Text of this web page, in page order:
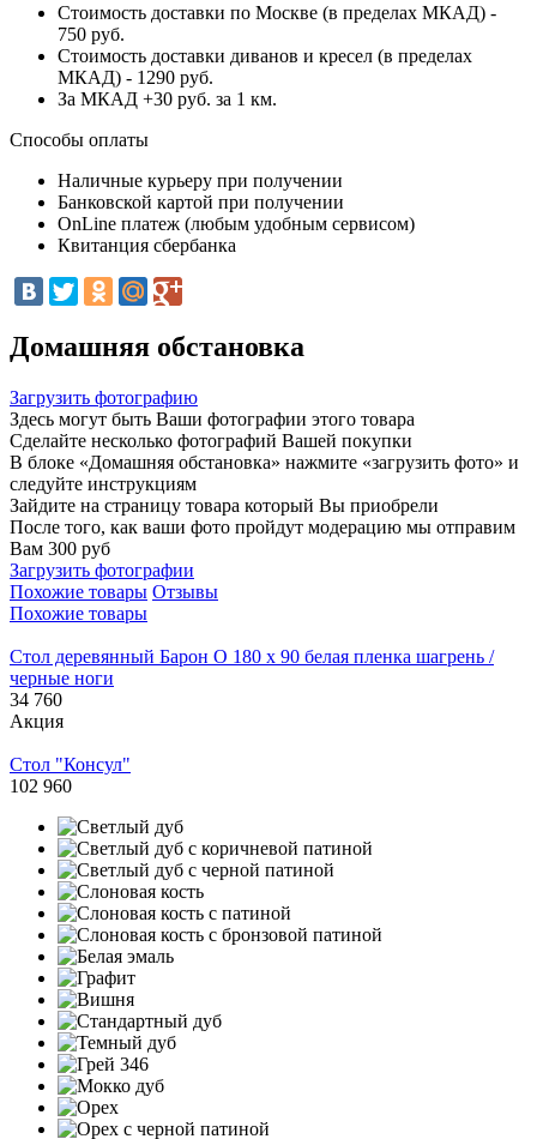
Стоимость доставки по Москве (в пределах МКАД) -
750 руб.
Стоимость доставки диванов и кресел (в пределах
МКАД) - 1290 руб.
За МКАД +30 руб. за 1 км.
Способы оплаты
Наличные курьеру при получении
Банковской картой при получении
OnLine платеж (любым удобным сервисом)
Квитанция сбербанка
Домашняя обстановка
Загрузить фотографию
Здесь могут быть Ваши фотографии этого товара
Сделайте несколько фотографий Вашей покупки
В блоке «Домашняя обстановка» нажмите «загрузить фото» и
следуйте инструкциям
Зайдите на страницу товара который Вы приобрели
После того, как ваши фото пройдут модерацию мы отправим
Вам 300 руб
Загрузить фотографии
Похожие товары Отзывы
Похожие товары
Стол деревянный Барон О 180 х 90 белая пленка шагрень /
черные ноги
34 760
Акция
Стол "Консул"
102 960